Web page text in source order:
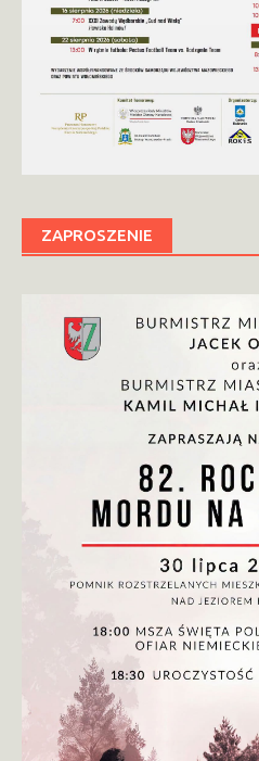
ZAPROSZENIE